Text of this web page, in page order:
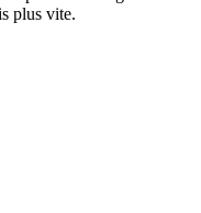
plus vite.